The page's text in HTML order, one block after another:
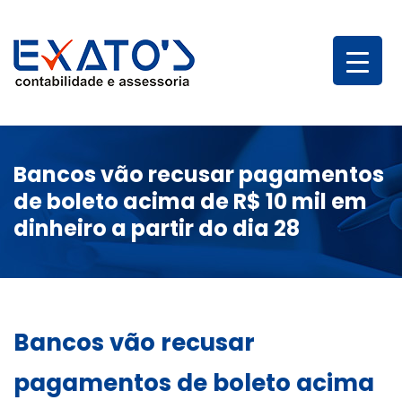
Bancos vão recusar pagamentos
de boleto acima de R$ 10 mil em
dinheiro a partir do dia 28
Bancos vão recusar
pagamentos de boleto acima